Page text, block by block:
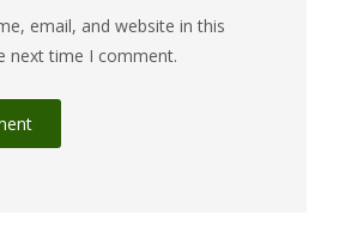
email, and website in this
next time I comment.